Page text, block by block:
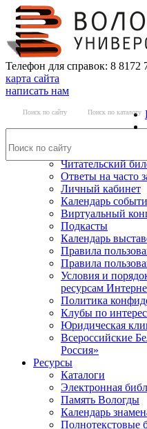
Телефон для справок: 8
карта сайта
написать нам
Поиск по сайту Поиск по каталогу
Читательский
Ответы на часто
Личный кабинет
Календарь
Виртуальный
Подкасты
Календарь
Правила
Правила
Условия и
ресурсам
Политика
Клубы по
Юридическая
Всероссийские
Россия»
Ресурсы
Каталоги
Электронная
Память Вологды
Календарь
Полнотекстовые